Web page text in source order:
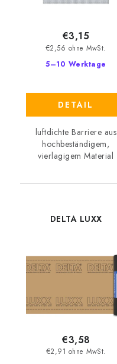
5–10 Werktage
€2,56 ohne MwSt.
€3,15
DETAIL
luftdichte Barriere aus
hochbeständigem,
vierlagigem Material
DELTA LUXX
€2,91 ohne MwSt.
€3,58